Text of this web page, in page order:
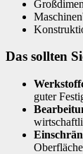
Das sollten
guter